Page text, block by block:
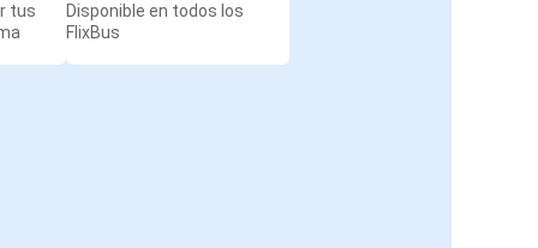
tus
Disponible en todos los
FlixBus